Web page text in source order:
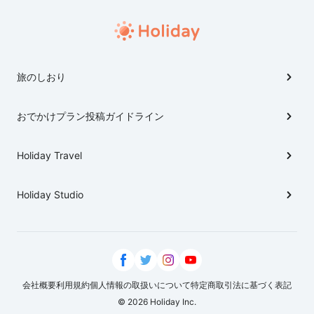
旅のしおり
おでかけプラン投稿ガイドライン
Holiday Travel
Holiday Studio
会社概要利用規約個人情報の取扱いについて特定商取引法に基づく表記
© 2026 Holiday Inc.